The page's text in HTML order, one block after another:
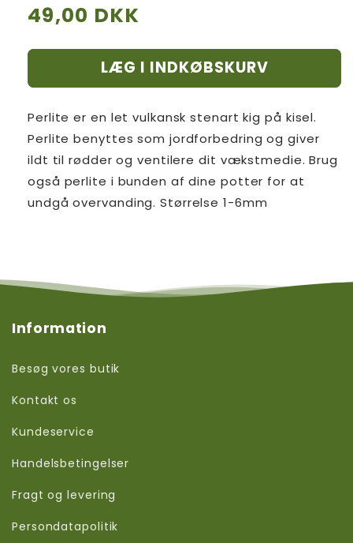
Normalpris
49,00 DKK
LÆG I INDKØBSKURV
Perlite er en let vulkansk stenart kig på kisel.
Perlite benyttes som jordforbedring og giver
ildt til rødder og ventilere dit vækstmedie. Brug
også perlite i bunden af dine potter for at
undgå overvanding. Størrelse 1-6mm
Information
Besøg vores butik
Kontakt os
Kundeservice
Handelsbetingelser
Fragt og levering
Persondatapolitik